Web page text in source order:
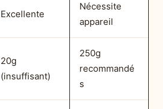
Excellente
Nécessite
appareil
20g
(insuffisant)
250g
recommandé
s